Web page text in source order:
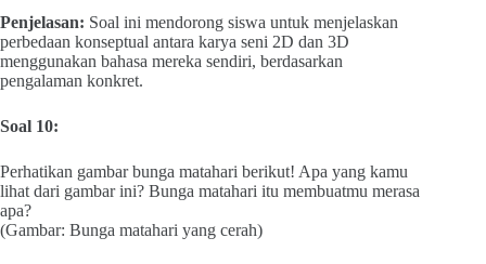
Penjelasan: Soal ini mendorong siswa untuk menjelaskan
perbedaan konseptual antara karya seni 2D dan 3D
menggunakan bahasa mereka sendiri, berdasarkan
pengalaman konkret.
Soal 10:
Perhatikan gambar bunga matahari berikut! Apa yang kamu
lihat dari gambar ini? Bunga matahari itu membuatmu merasa
apa?
(Gambar: Bunga matahari yang cerah)